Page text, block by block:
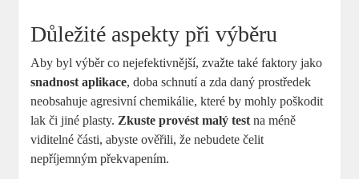
Důležité aspekty při výběru
Aby byl výběr co nejefektivnější,⁣ zvažte také faktory jako
snadnost aplikace, doba schnutí ⁢a zda daný prostředek‌
neobsahuje​ agresivní ⁣chemikálie, které by mohly poškodit‍
lak či jiné plasty. Zkuste provést malý test ‍na méně
viditelné ‍části, abyste ověřili, že nebudete čelit⁢
nepříjemným překvapením.